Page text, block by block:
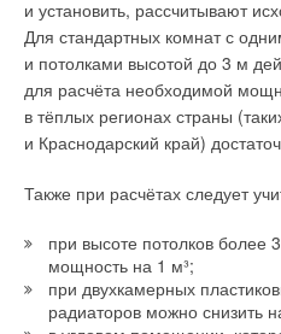
и установить, рассчитывают
Для стандартных комнат с
и потолками высотой до 3 м
для расчёта необходимой
в тёплых регионах страны
и Краснодарский край)
Также при расчётах следует
при высоте потолков более
мощность на 1 м³;
при двухкамерных
радиаторов можно снизить
технической и
на поверхность наносится
циркония, обеспечивающий 10
и порошковой краски с